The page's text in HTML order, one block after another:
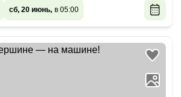
сб, 20 июнь, в 05:00